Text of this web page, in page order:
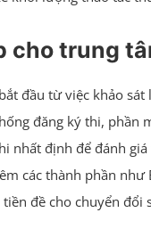
cho trung
đầu từ việc khảo
đăng ký thi,
nhất định để đánh
các thành phần
đề cho chuyển đổi